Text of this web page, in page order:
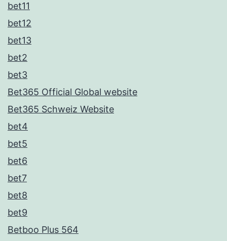
bet11
bet12
bet13
bet2
bet3
Bet365 Official Global website
Bet365 Schweiz Website
bet4
bet5
bet6
bet7
bet8
bet9
Betboo Plus 564